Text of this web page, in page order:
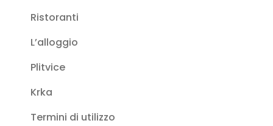
Ristoranti
L’alloggio
Plitvice
Krka
Termini di utilizzo